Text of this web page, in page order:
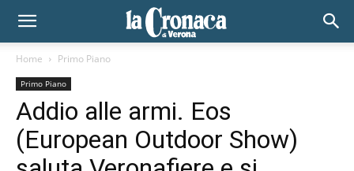
Home Primo Piano
Primo Piano
Addio alle armi. Eos
(European Outdoor Show)